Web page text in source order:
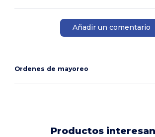
Añadir un comentario
Ordenes de mayoreo
Productos